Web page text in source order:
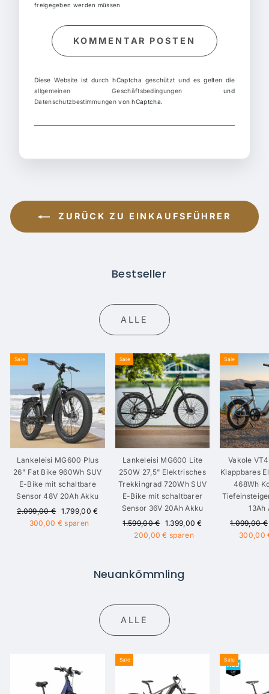
freigegeben werden müssen
KOMMENTAR POSTEN
Diese Website ist durch hCaptcha geschützt und es gelten die
allgemeinen Geschäftsbedingungen und
Datenschutzbestimmungenvon hCaptcha.
ZURÜCK ZU EINKAUFSFÜHRER
Bestseller
ALLE
Sale
Lankeleisi MG600 Plus
26" Fat Bike 960Wh SUV
E-Bike mit schaltbare
Sensor 48V 20Ah Akku
Normaler
Preis
2.099,00 € Sonderpreis
1.799,00 €
300,00 € sparen
Sale
Lankeleisi MG600 Lite
250W 27,5" Elektrisches
Trekkingrad 720Wh SUV
E-Bike mit schaltbarer
Sensor 36V 20Ah Akku
Normaler
Preis
1.599,00 € Sonderpreis
1.399,00 €
200,00 € sparen
Sale
Vakole
Klappbares
468Wh
13Ah
Normaler
Preis
1.099,00 €
300,00
Neuankömmling
ALLE
Sale Sale